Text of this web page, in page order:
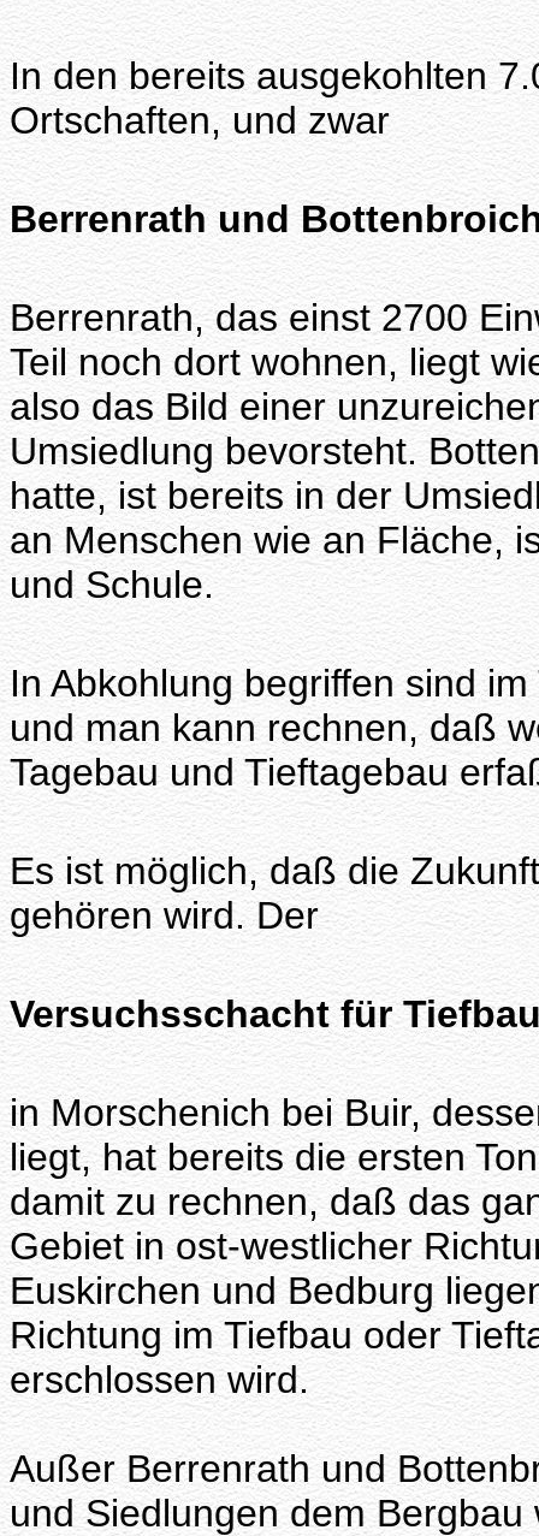
In den bereits ausgekohlten
Ortschaften, und zwar
Berrenrath und
Berrenrath, das einst 2700
Teil noch dort wohnen, liegt
also das Bild einer
Umsiedlung bevorsteht.
hatte, ist bereits in der
an Menschen wie an Fläche,
und Schule.
In Abkohlung begriffen sind
und man kann rechnen, daß
Tagebau und Tieftagebau
Es ist möglich, daß die
gehören wird. Der
Versuchsschacht für
in Morschenich bei Buir,
liegt, hat bereits die ersten
damit zu rechnen, daß das
Gebiet in ost-westlicher
Euskirchen und Bedburg
Richtung im Tiefbau oder
erschlossen wird.
Außer Berrenrath und
und Siedlungen dem